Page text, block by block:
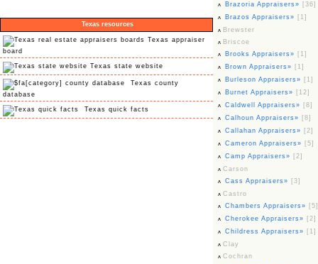
Texas resources
Texas appraiser
board
Texas state website
Texas county
database
Texas quick facts
Brazoria Appraisers» [36]
Brazos Appraisers» [1]
Brewster
Briscoe
Brooks Appraisers» [1]
Brown Appraisers» [1]
Burleson Appraisers» [1]
Burnet Appraisers» [12]
Caldwell Appraisers» [8]
Calhoun Appraisers» [8]
Callahan Appraisers» [2]
Cameron Appraisers» [5]
Camp Appraisers» [2]
Carson
Cass Appraisers» [3]
Castro
Chambers Appraisers» [5]
Cherokee Appraisers» [2]
Childress Appraisers» [1]
Clay
Cochran